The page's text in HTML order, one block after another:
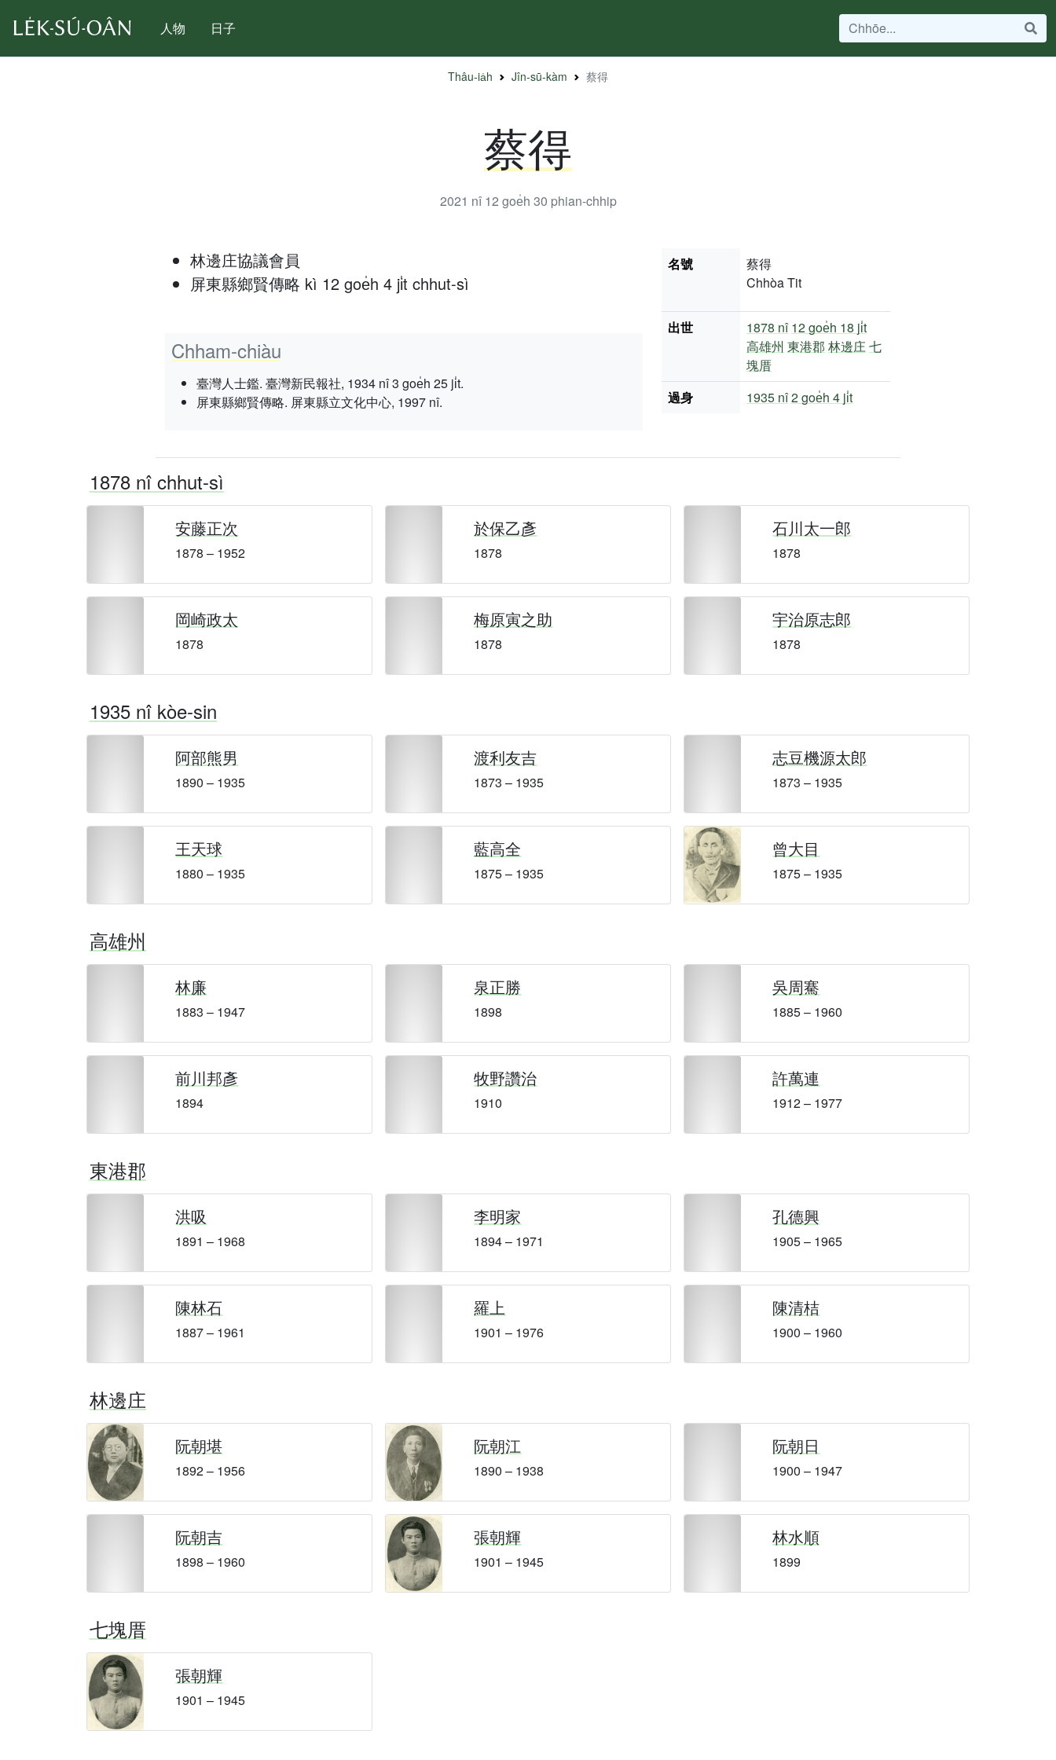
人物 日子
Thâu-ia̍h Jîn-sū-kàm 蔡得
蔡得
2021 nî 12 goe̍h 30 phian-chhip
林邊庄協議會員
屏東縣鄉賢傳略 kì 12 goe̍h 4 ji̍t chhut-sì
Chham-chiàu
臺灣人士鑑. 臺灣新民報社, 1934 nî 3 goe̍h 25 ji̍t.
屏東縣鄉賢傳略. 屏東縣立文化中心, 1997 nî.
名號
蔡得
Chhòa Tit
出世 1878 nî 12 goe̍h 18 ji̍t
高雄州 東港郡 林邊庄七
塊厝
過身
1935 nî2 goe̍h 4 ji̍t
1878 nî chhut-sì
安藤正次
1878 – 1952
於保乙彥
1878
石川太一郎
1878
岡崎政太
1878
梅原寅之助
1878
宇治原志郎
1878
1935 nî kòe-sin
阿部熊男
1890 – 1935
渡利友吉
1873 – 1935
志豆機源太郎
1873 – 1935
王天球
1880 – 1935
藍高全
1875 – 1935
曾大目
1875 – 1935
高雄州
林廉
1883 – 1947
泉正勝
1898
吳周騫
1885 – 1960
前川邦彥
1894
牧野讚治
1910
許萬連
1912 – 1977
東港郡
洪吸
1891 – 1968
李明家
1894 – 1971
孔德興
1905 – 1965
陳林石
1887 – 1961
羅上
1901 – 1976
陳清桔
1900 – 1960
林邊庄
阮朝堪
1892 – 1956
阮朝江
1890 – 1938
阮朝日
1900 – 1947
阮朝吉
1898 – 1960
張朝輝
1901 – 1945
林水順
1899
七塊厝
張朝輝
1901 – 1945